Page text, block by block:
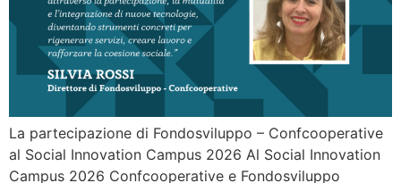
La partecipazione di Fondosviluppo – Confcooperative
al Social Innovation Campus 2026 Al Social Innovation
Campus 2026 Confcooperative e Fondosviluppo